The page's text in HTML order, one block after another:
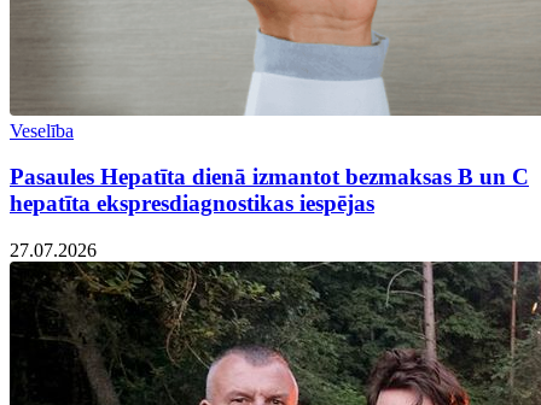
Veselība
Pasaules Hepatīta dienā izmantot bezmaksas B un C
hepatīta ekspresdiagnostikas iespējas
27.07.2026